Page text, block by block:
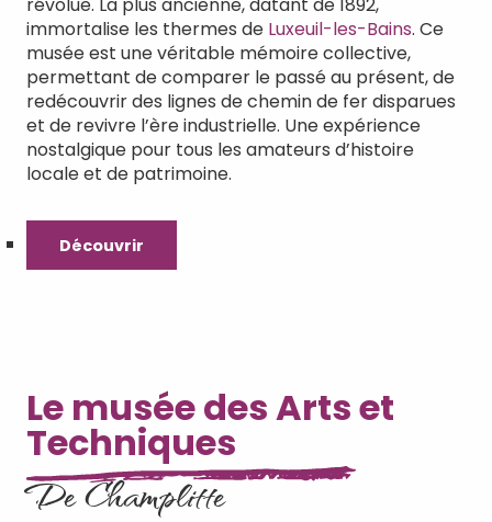
révolue. La plus ancienne, datant de 1892,
immortalise les thermes de Luxeuil-les-Bains. Ce
musée est une véritable mémoire collective,
permettant de comparer le passé au présent, de
redécouvrir des lignes de chemin de fer disparues
et de revivre l’ère industrielle. Une expérience
nostalgique pour tous les amateurs d’histoire
locale et de patrimoine.
Découvrir
Le musée des Arts et
Techniques
De Champlitte